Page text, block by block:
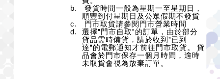
發貨時間一般為星期一至星期日，
順豐到付星期日及公眾假期不發貨
門市取貨請參閱門市營業時間
選擇"門市自取"的訂單，由於部分
貨品需時備貨，請於收到"已到
達"的電郵通知才前往門市取貨。 貨
品會於門市保存一個月時間，逾時
未取貨會視為放棄訂單。